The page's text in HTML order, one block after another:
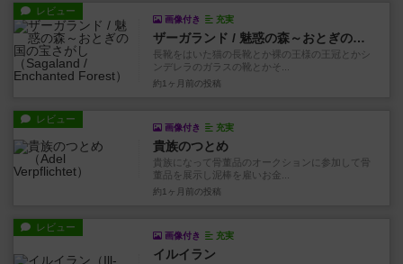
レビュー
画像付き 充実
ザーガランド / 魅惑の森～おとぎの国の宝さがし
長靴をはいた猫の長靴とか裸の王様の王冠とかシ
ンデレラのガラスの靴とかそ...
約1ヶ月前 の投稿
レビュー
画像付き 充実
貴族のつとめ
貴族になって骨董品のオークションに参加して骨
董品を展示し泥棒を雇いお金...
約1ヶ月前 の投稿
レビュー
画像付き 充実
イルイラン